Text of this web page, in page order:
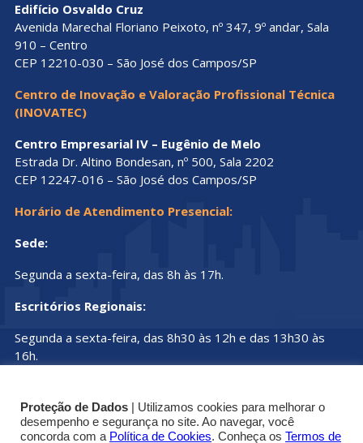
Edifício Osvaldo Cruz
Avenida Marechal Floriano Peixoto, nº 347, 9º andar, Sala
910 – Centro
CEP 12210-030 – São José dos Campos/SP
Centro de Inovação e Valoração Profissional Técnica
(INOVATEC)
Centro Empresarial IV – Eugênio de Melo
Estrada Dr. Altino Bondesan, nº 500, Sala 2202
CEP 12247-016 – São José dos Campos/SP
Horário de Atendimento Presencial:
Sede:
Segunda a sexta-feira, das 8h às 17h.
Escritórios Regionais:
Segunda a sexta-feira, das 8h30 às 12h e das 13h30 às
16h.
Proteção de Dados | Utilizamos cookies para melhorar o
desempenho e segurança no site. Ao navegar, você
concorda com a Política de Cookies. Conheça os Termos de